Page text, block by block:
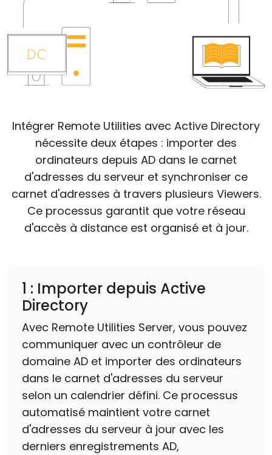
Intégrer Remote Utilities avec Active Directory
nécessite deux étapes : importer des
ordinateurs depuis AD dans le carnet
d'adresses du serveur et synchroniser ce
carnet d'adresses à travers plusieurs Viewers.
Ce processus garantit que votre réseau
d'accès à distance est organisé et à jour.
1 : Importer depuis Active
Directory
Avec Remote Utilities Server, vous pouvez
communiquer avec un contrôleur de
domaine AD et importer des ordinateurs
dans le carnet d'adresses du serveur
selon un calendrier défini. Ce processus
automatisé maintient votre carnet
d'adresses du serveur à jour avec les
derniers enregistrements AD,